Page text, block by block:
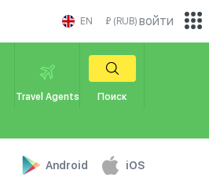
EN ₽ (RUB)
Travel Agents Поиск
Android iOS
войти